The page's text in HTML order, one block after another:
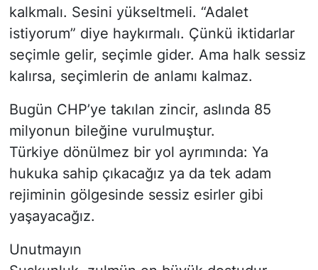
kalkmalı. Sesini yükseltmeli. “Adalet
istiyorum” diye haykırmalı. Çünkü iktidarlar
seçimle gelir, seçimle gider. Ama halk sessiz
kalırsa, seçimlerin de anlamı kalmaz.
Bugün CHP’ye takılan zincir, aslında 85
milyonun bileğine vurulmuştur.
Türkiye dönülmez bir yol ayrımında: Ya
hukuka sahip çıkacağız ya da tek adam
rejiminin gölgesinde sessiz esirler gibi
yaşayacağız.
Unutmayın